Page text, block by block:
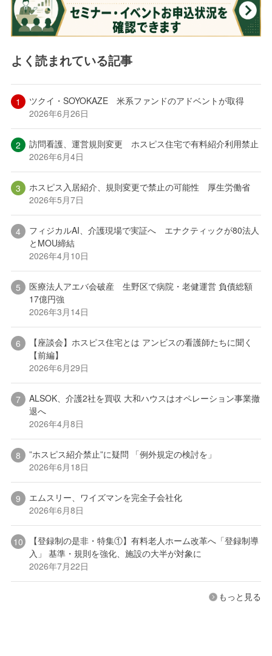
よく読まれている記事
ツクイ・SOYOKAZE 米系ファンドのアドベントが取得
2026年6月26日
訪問看護、運営規則変更 ホスピス住宅で有料紹介利用禁止
2026年6月4日
ホスピス入居紹介、規則変更で禁止の可能性 厚生労働省
2026年5月7日
フィジカルAI、介護現場で実証へ エナクティックが80法人
とMOU締結
2026年4月10日
医療法人アエバ会破産 生野区で病院・老健運営 負債総額
17億円強
2026年3月14日
【座談会】ホスピス住宅とは アンビスの看護師たちに聞く
【前編】
2026年6月29日
ALSOK、介護2社を買収 大和ハウスはオペレーション事業撤
退へ
2026年4月8日
”ホスピス紹介禁止”に疑問 「例外規定の検討を」
2026年6月18日
エムスリー、ワイズマンを完全子会社化
2026年6月8日
【登録制の是非・特集①】有料老人ホーム改革へ「登録制導
入」 基準・規則を強化、施設の大半が対象に
2026年7月22日
もっと見る